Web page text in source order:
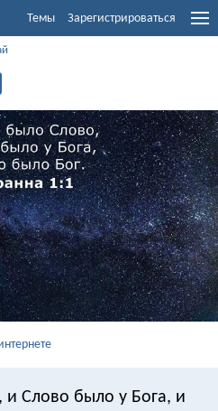
Темы Зарегистрироваться
и Слово было у Бога, и